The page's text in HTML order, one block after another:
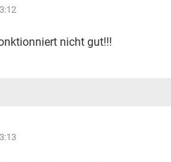
nicht gut!!!